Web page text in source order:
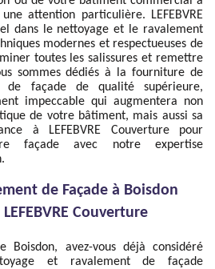
attention particulière. LEFEBVRE
dans le nettoyage et le ravalement
modernes et respectueuses de
toutes les salissures et remettre
sommes dédiés à la fourniture de
de façade de qualité supérieure,
impeccable qui augmentera non
de votre bâtiment, mais aussi sa
à LEFEBVRE Couverture pour
façade avec notre expertise
de Façade à Boisdon
Couverture
Boisdon, avez-vous déjà considéré
et ravalement de façade